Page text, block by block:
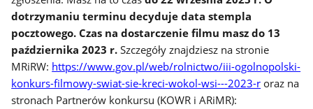
dotrzymaniu terminu decyduje data stempla
pocztowego. Czas na dostarczenie filmu masz do 13
października 2023 r. Szczegóły znajdziesz na stronie
MRiRW: https://www.gov.pl/web/rolnictwo/iii-ogolnopolski-
konkurs-filmowy-swiat-sie-kreci-wokol-wsi---2023-r oraz na
stronach Partnerów konkursu (KOWR i ARiMR):